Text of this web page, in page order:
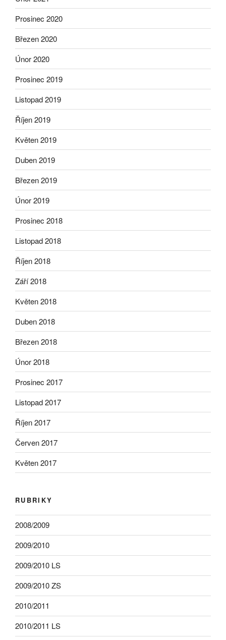
Prosinec 2020
Březen 2020
Únor 2020
Prosinec 2019
Listopad 2019
Říjen 2019
Květen 2019
Duben 2019
Březen 2019
Únor 2019
Prosinec 2018
Listopad 2018
Říjen 2018
Září 2018
Květen 2018
Duben 2018
Březen 2018
Únor 2018
Prosinec 2017
Listopad 2017
Říjen 2017
Červen 2017
Květen 2017
RUBRIKY
2008/2009
2009/2010
2009/2010 LS
2009/2010 ZS
2010/2011
2010/2011 LS